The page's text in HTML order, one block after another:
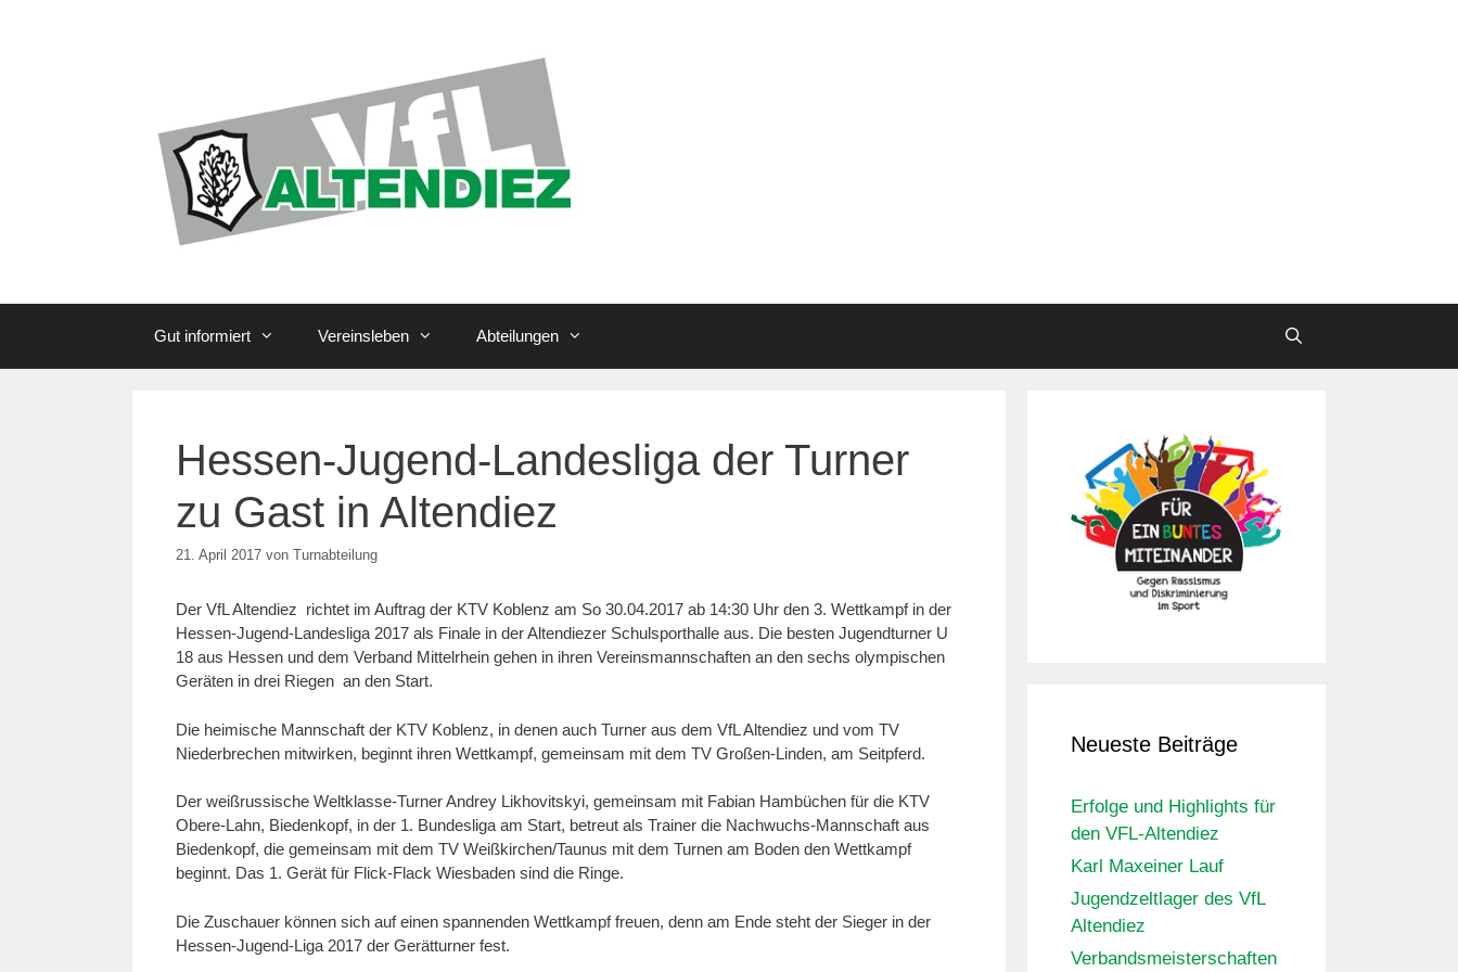
Gut informiert Vereinsleben Abteilungen
Hessen-Jugend-Landesliga der Turner
zu Gast in Altendiez
21. April 2017 von Turnabteilung
Der VfL Altendiez richtet im Auftrag der KTV Koblenz am So 30.04.2017 ab 14:30 Uhr den 3. Wettkampf in der
Hessen-Jugend-Landesliga 2017 als Finale in der Altendiezer Schulsporthalle aus. Die besten Jugendturner U
18 aus Hessen und dem Verband Mittelrhein gehen in ihren Vereinsmannschaften an den sechs olympischen
Geräten in drei Riegen an den Start.
Die heimische Mannschaft der KTV Koblenz, in denen auch Turner aus dem VfL Altendiez und vom TV
Niederbrechen mitwirken, beginnt ihren Wettkampf, gemeinsam mit dem TV Großen-Linden, am Seitpferd.
Der weißrussische Weltklasse-Turner Andrey Likhovitskyi, gemeinsam mit Fabian Hambüchen für die KTV
Obere-Lahn, Biedenkopf, in der 1. Bundesliga am Start, betreut als Trainer die Nachwuchs-Mannschaft aus
Biedenkopf, die gemeinsam mit dem TV Weißkirchen/Taunus mit dem Turnen am Boden den Wettkampf
beginnt. Das 1. Gerät für Flick-Flack Wiesbaden sind die Ringe.
Die Zuschauer können sich auf einen spannenden Wettkampf freuen, denn am Ende steht der Sieger in der
Hessen-Jugend-Liga 2017 der Gerätturner fest.
Neueste Beiträge
Erfolge und Highlights für
den VFL-Altendiez
Karl Maxeiner Lauf
Jugendzeltlager des VfL
Altendiez
Verbandsmeisterschaften